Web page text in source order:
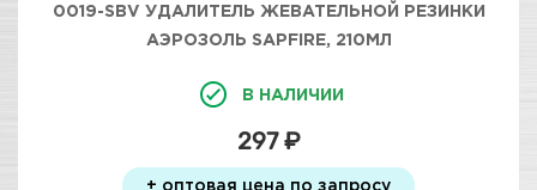
0019-SBV УДАЛИТЕЛЬ ЖЕВАТЕЛЬНОЙ РЕЗИНКИ
АЭРОЗОЛЬ SAPFIRE, 210МЛ
В НАЛИЧИИ
297 ₽
+ оптовая цена по запросу